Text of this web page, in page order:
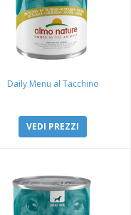
Daily Menu al Tacchino
VEDI PREZZI